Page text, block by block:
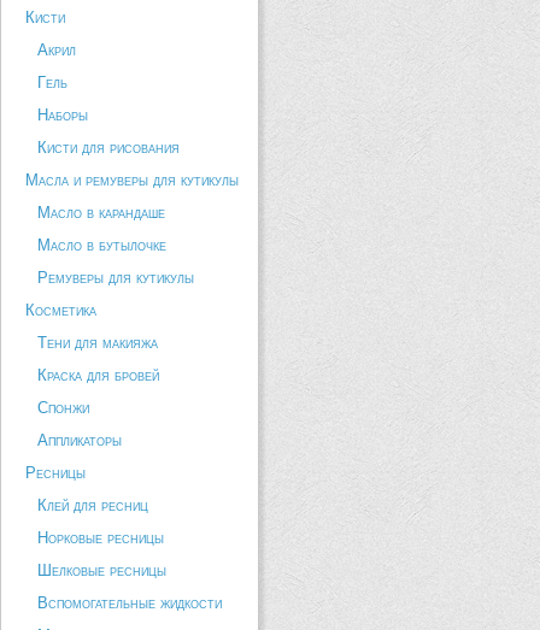
Кисти
Акрил
Гель
Наборы
Кисти для рисования
Масла и ремуверы для кутикулы
Масло в карандаше
Масло в бутылочке
Ремуверы для кутикулы
Косметика
Тени для макияжа
Краска для бровей
Спонжи
Аппликаторы
Ресницы
Клей для ресниц
Норковые ресницы
Шелковые ресницы
Вспомогательные жидкости